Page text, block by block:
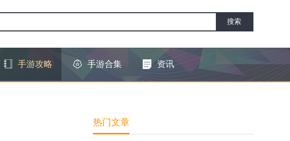
手游攻略 手游合集 资讯
热门文章